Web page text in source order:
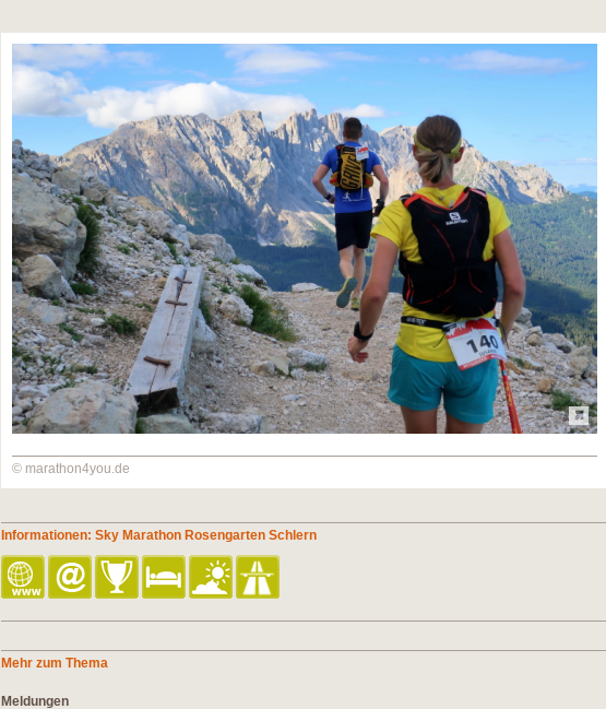
© marathon4you.de
Informationen: Sky Marathon Rosengarten Schlern
Mehr zum Thema
Meldungen